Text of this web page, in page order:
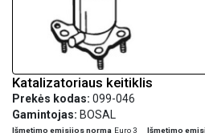
Katalizatoriaus keitiklis
Prekės kodas: 099-046
Gamintojas: BOSAL
Išmetimo emisijos norma Euro 3 Išmetimo